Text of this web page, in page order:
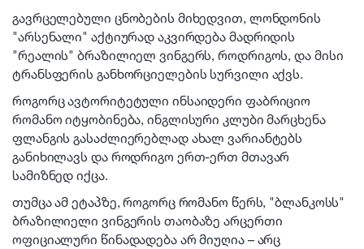
გავრცელებული ცნობების მიხედვით, ლონდონის
"არსენალი" აქტიურად აკვირდება მადრიდის
"რეალის" ბრაზილიელ ვინგერს, როდრიგოს, და მისი
ტრანსფერის განხორციელების სურვილი აქვს.
როგორც ავტორიტეტული ინსაიდერი ფაბრიციო
რომანო იტყობინება, ინგლისური კლუბი მარცხენა
ფლანგის გასაძლიერებლად ახალ ვარიანტებს
განიხილავს და როდრიგო ერთ-ერთ მთავარ
სამიზნედ იქცა.
თუმცა ამ ეტაპზე, როგორც რომანო წერს, "ბლანკოსს"
ბრაზილიელი ვინგერის თაობაზე არცერთი
ოფიციალური წინადადება არ მიუღია – არც